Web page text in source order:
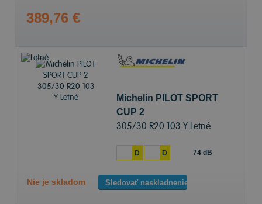
389,76 €
Michelin PILOT SPORT
CUP 2
305/30 R20 103 Y Letné
D D 74 dB
Nie je skladom Sledovať naskladnenie